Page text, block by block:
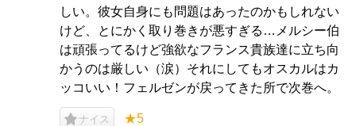
しい。彼女自身にも問題はあったのかもしれない
けど、とにかく取り巻きが悪すぎる…メルシー伯
は頑張ってるけど強欲なフランス貴族達に立ち向
かうのは厳しい（涙）それにしてもオスカルはカ
ッコいい！フェルゼンが戻ってきた所で次巻へ。
ナイス ★5